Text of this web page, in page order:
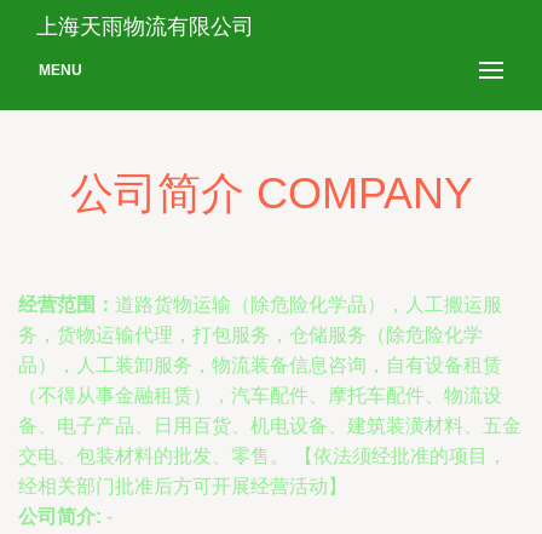
上海天雨物流有限公司
MENU
公司简介 COMPANY
经营范围： 道路货物运输（除危险化学品），人工搬运服
务，货物运输代理，打包服务，仓储服务（除危险化学
品），人工装卸服务，物流装备信息咨询，自有设备租赁
（不得从事金融租赁），汽车配件、摩托车配件、物流设
备、电子产品、日用百货、机电设备、建筑装潢材料、五金
交电、包装材料的批发、零售。 【依法须经批准的项目，
经相关部门批准后方可开展经营活动】
公司简介: -